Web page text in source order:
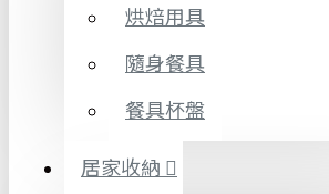
烘焙用具
隨身餐具
餐具杯盤
居家收納